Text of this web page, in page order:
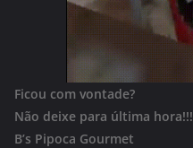
Ficou com vontade?
Não deixe para última hora!!!
B’s Pipoca Gourmet